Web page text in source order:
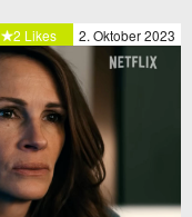
2. Oktober 2023
2 Likes